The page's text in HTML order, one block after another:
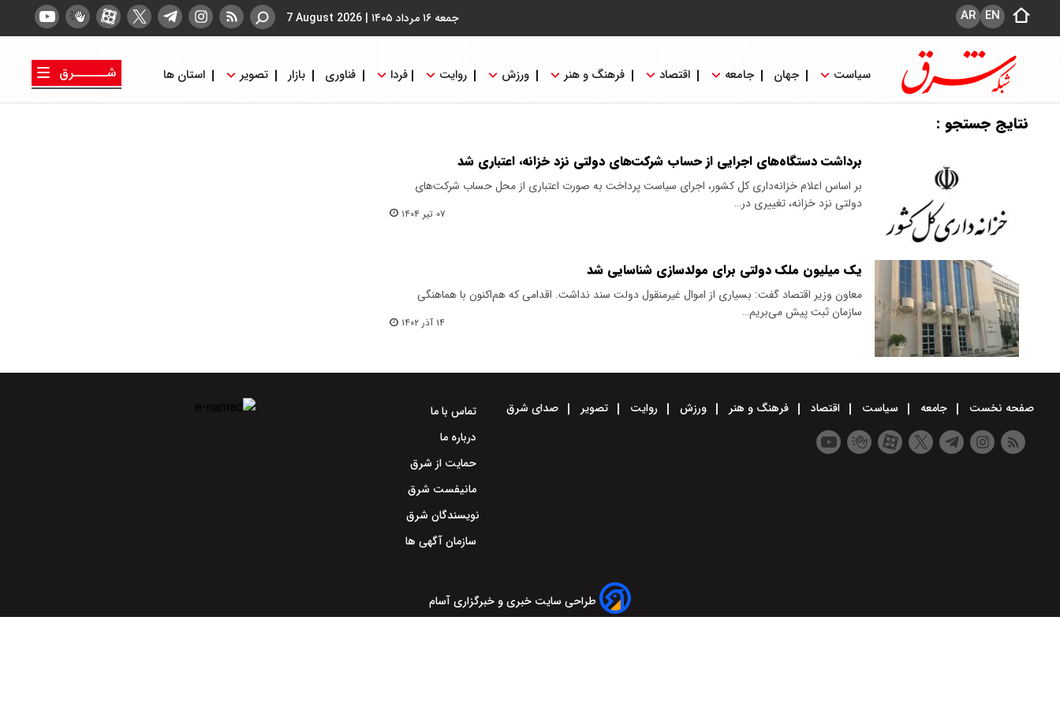
جمعه ۱۶ مرداد ۱۴۰۵ |
7 August 2026 EN
AR
سیاست جهان جامعه اقتصاد فرهنگ و هنر ورزش روایت فردا فناوری بازار تصویر استان ها
شــــــرق
نتایج جستجو :
برداشت دستگاه‌های اجرایی از حساب شرکت‌های دولتی نزد خزانه، اعتباری شد
بر اساس اعلام خزانه‌داری کل کشور، اجرای سیاست پرداخت به صورت اعتباری از محل حساب شرکت‌های
دولتی نزد خزانه، تغییری در…
۰۷ تیر ۱۴۰۴
یک میلیون ملک دولتی برای مولدسازی شناسایی شد
معاون وزیر اقتصاد گفت: بسیاری از اموال غیرمنقول دولت سند نداشت. اقدامی که هم‌اکنون با هماهنگی
سازمان ثبت پیش می‌بریم…
۱۴ آذر ۱۴۰۲
صفحه نخست جامعه سیاست اقتصاد فرهنگ و هنر ورزش روایت تصویر صدای شرق
تماس با ما
درباره ما
حمایت از شرق
مانیفست شرق
نویسندگان شرق
سازمان آگهی ها
طراحی سایت خبری و خبرگزاری آسام